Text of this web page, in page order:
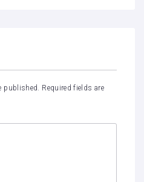
published. Required fields are